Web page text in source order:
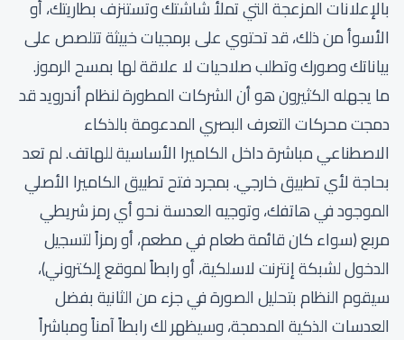
بالإعلانات المزعجة التي تملأ شاشتك وتستنزف بطاريتك، أو
الأسوأ من ذلك، قد تحتوي على برمجيات خبيثة تتلصص على
بياناتك وصورك وتطلب صلاحيات لا علاقة لها بمسح الرموز.
ما يجهله الكثيرون هو أن الشركات المطورة لنظام أندرويد قد
دمجت محركات التعرف البصري المدعومة بالذكاء
الاصطناعي مباشرة داخل الكاميرا الأساسية للهاتف. لم تعد
بحاجة لأي تطبيق خارجي. بمجرد فتح تطبيق الكاميرا الأصلي
الموجود في هاتفك، وتوجيه العدسة نحو أي رمز شريطي
مربع (سواء كان قائمة طعام في مطعم، أو رمزاً لتسجيل
الدخول لشبكة إنترنت لاسلكية، أو رابطاً لموقع إلكتروني)،
سيقوم النظام بتحليل الصورة في جزء من الثانية بفضل
العدسات الذكية المدمجة، وسيظهر لك رابطاً آمناً ومباشراً